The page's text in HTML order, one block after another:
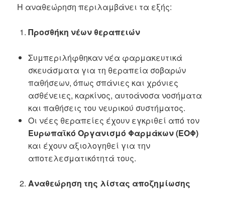
Η αναθεώρηση περιλαμβάνει τα εξής:
Προσθήκη νέων θεραπειών
Συμπεριλήφθηκαν νέα φαρμακευτικά
σκευάσματα για τη θεραπεία σοβαρών
παθήσεων, όπως σπάνιες και χρόνιες
ασθένειες, καρκίνος, αυτοάνοσα νοσήματα
και παθήσεις του νευρικού συστήματος.
Οι νέες θεραπείες έχουν εγκριθεί από τον
Ευρωπαϊκό Οργανισμό Φαρμάκων (EΟΦ)
και έχουν αξιολογηθεί για την
αποτελεσματικότητά τους.
Αναθεώρηση της λίστας αποζημίωσης